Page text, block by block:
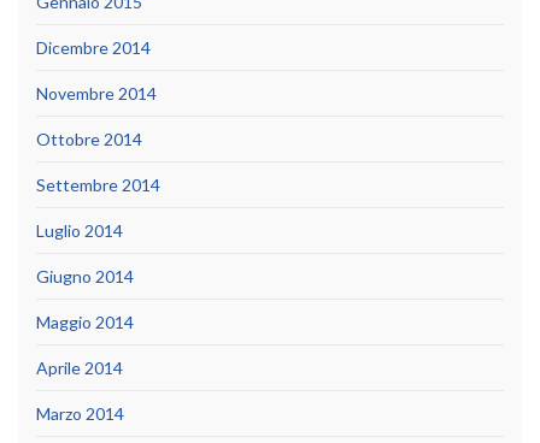
Dicembre 2014
Novembre 2014
Ottobre 2014
Settembre 2014
Luglio 2014
Giugno 2014
Maggio 2014
Aprile 2014
Marzo 2014